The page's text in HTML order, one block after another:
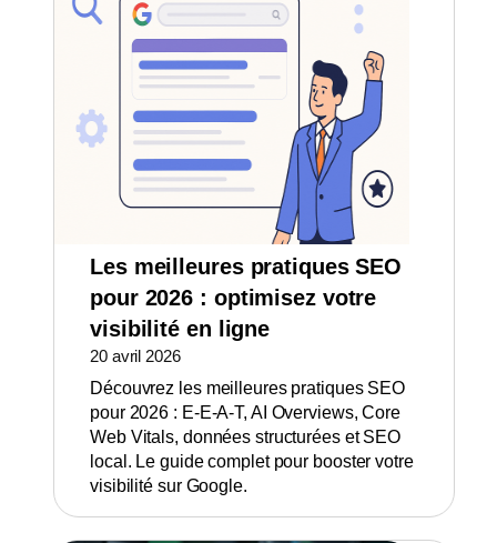
Les meilleures pratiques SEO
pour 2026 : optimisez votre
visibilité en ligne
20 avril 2026
Découvrez les meilleures pratiques SEO
pour 2026 : E-E-A-T, AI Overviews, Core
Web Vitals, données structurées et SEO
local. Le guide complet pour booster votre
visibilité sur Google.